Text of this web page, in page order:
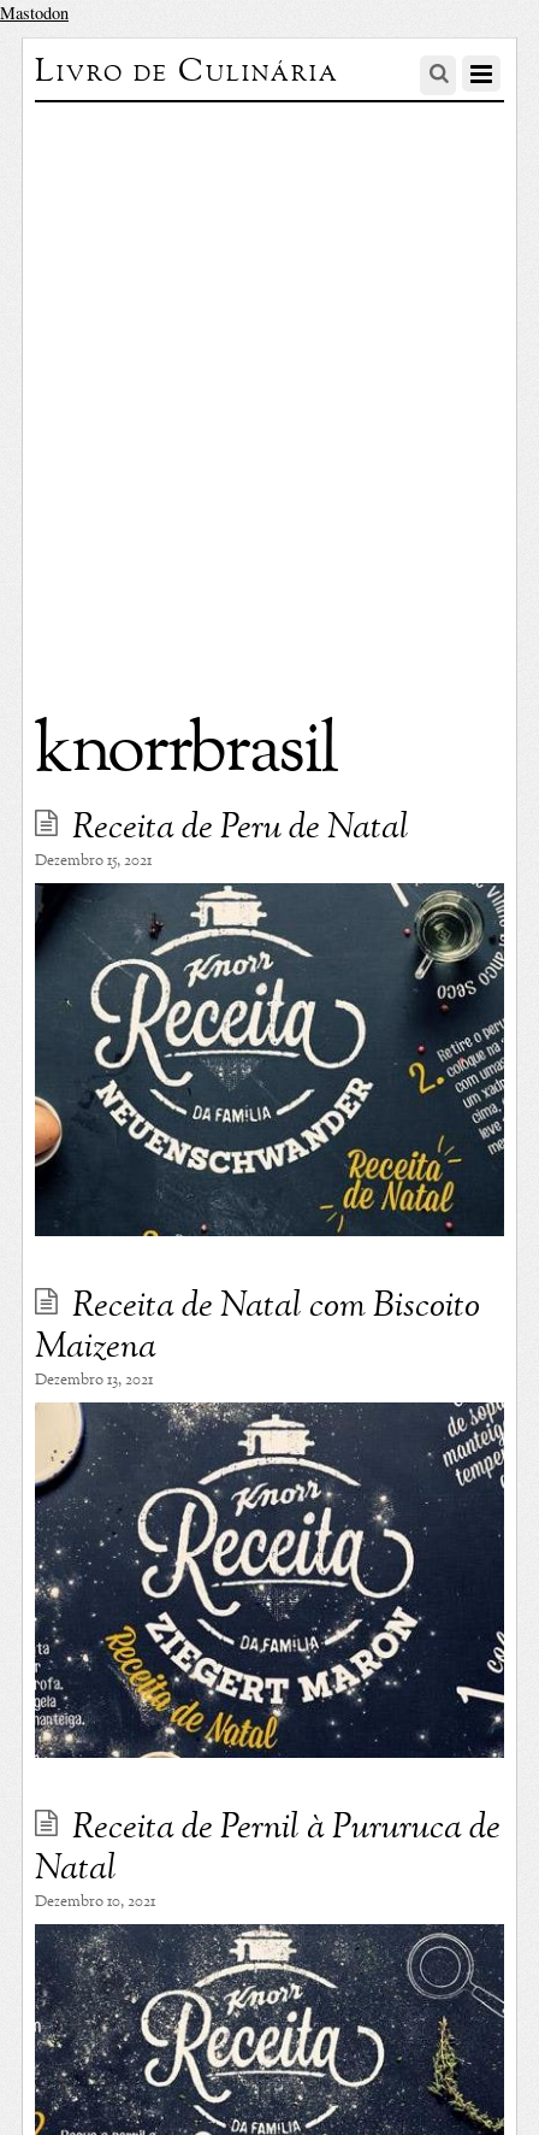
Mastodon
Livro de Culinária
knorrbrasil
Receita de Peru de Natal
Dezembro 15, 2021
Receita de Natal com Biscoito
Maizena
Dezembro 13, 2021
Receita de Pernil à Pururuca de
Natal
Dezembro 10, 2021